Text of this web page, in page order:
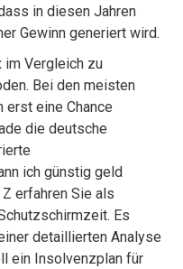
in diesen Jahren
Gewinn generiert wird.
im Vergleich zu
Bei den meisten
erst eine Chance
die deutsche
ich günstig geld
erfahren Sie als
Es
detaillierten Analyse
ein Insolvenzplan für